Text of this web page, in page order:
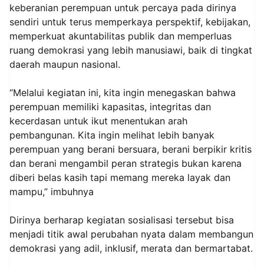
keberanian perempuan untuk percaya pada dirinya
sendiri untuk terus memperkaya perspektif, kebijakan,
memperkuat akuntabilitas publik dan memperluas
ruang demokrasi yang lebih manusiawi, baik di tingkat
daerah maupun nasional.
“Melalui kegiatan ini, kita ingin menegaskan bahwa
perempuan memiliki kapasitas, integritas dan
kecerdasan untuk ikut menentukan arah
pembangunan. Kita ingin melihat lebih banyak
perempuan yang berani bersuara, berani berpikir kritis
dan berani mengambil peran strategis bukan karena
diberi belas kasih tapi memang mereka layak dan
mampu,” imbuhnya
Dirinya berharap kegiatan sosialisasi tersebut bisa
menjadi titik awal perubahan nyata dalam membangun
demokrasi yang adil, inklusif, merata dan bermartabat.